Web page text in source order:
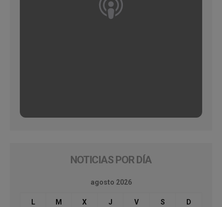
NOTICIAS POR DÍA
agosto 2026
L M X J V S D